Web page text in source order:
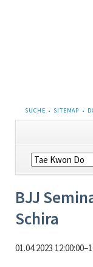
NAVIGATION
ÜBERSPRINGEN
SUCHE SITEMAP
Navigation
überspringen
BJJ
Schira
01.04.2023